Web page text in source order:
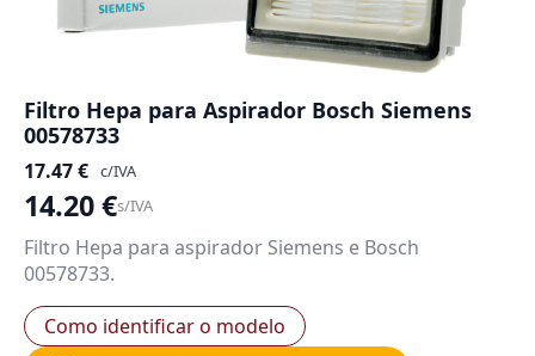
Filtro Hepa para Aspirador Bosch Siemens
00578733
17.47€ c/IVA
14.20€s/IVA
Filtro Hepa para aspirador Siemens e Bosch
00578733.
Como identificar o modelo